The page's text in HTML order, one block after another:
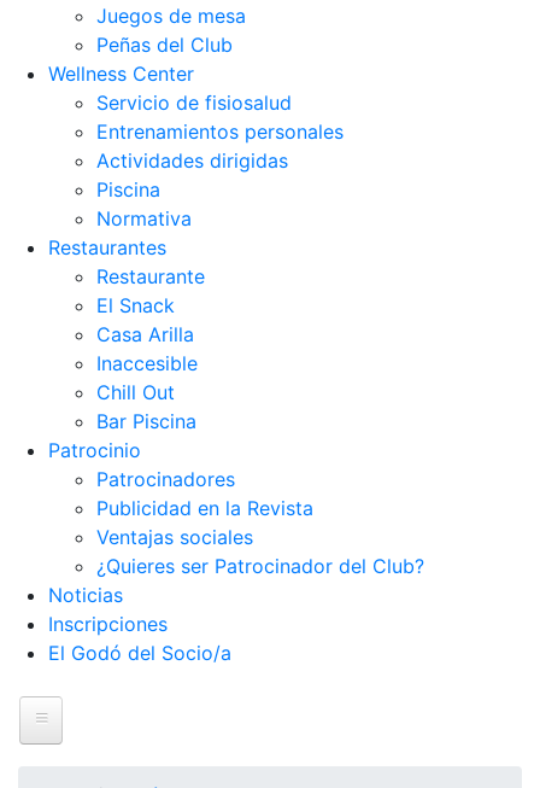
Juegos de mesa
Peñas del Club
Wellness Center
Servicio de fisiosalud
Entrenamientos personales
Actividades dirigidas
Piscina
Normativa
Restaurantes
Restaurante
El Snack
Casa Arilla
Inaccesible
Chill Out
Bar Piscina
Patrocinio
Patrocinadores
Publicidad en la Revista
Ventajas sociales
¿Quieres ser Patrocinador del Club?
Noticias
Inscripciones
El Godó del Socio/a